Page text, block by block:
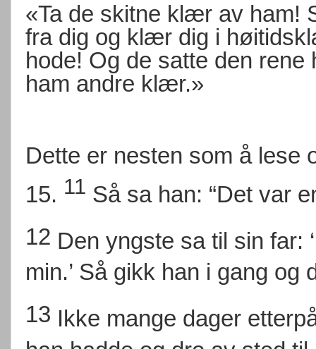
«Ta de skitne klær av ham!
fra dig og klær dig i
hode! Og de satte den
ham andre klær.»
Dette er nesten som å lese
15. 11 Så sa han: “Det var
12 Den yngste sa til sin far:
min.’ Så gikk han i gang og
13 Ikke mange dager